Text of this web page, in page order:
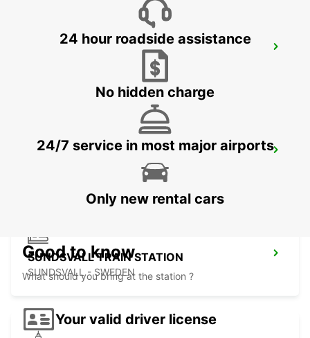
SUNDSVALL MIDLANDA AIRPORT
SUNDSVALL
SUNDSVALL TRAIN STATION
SUNDSVALL - SWEDEN
24 hour roadside assistance
No hidden charge
24/7 service in most major airports
Only new rental cars
Good to know
What should you bring at the station ?
Your valid driver license